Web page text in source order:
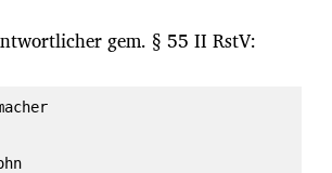
gem. § 55 II RstV: